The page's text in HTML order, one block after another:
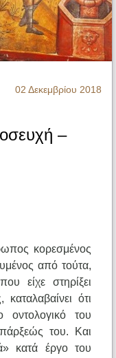
02 Δεκεμβρίου 2018
–
κορεσμένος
από τούτα,
είχε στηρίξει
ότι
του
του. Και
κατά έργο του